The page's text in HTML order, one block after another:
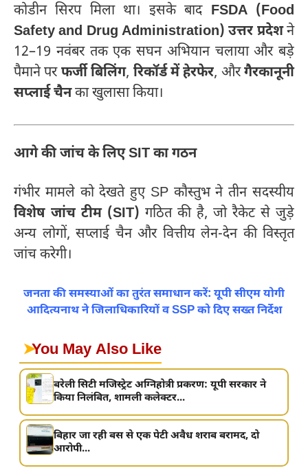
कोडीन सिरप मिला था। इसके बाद FSDA (Food
Safety and Drug Administration) उत्तर प्रदेशने
12–19 नवंबर तक एक सघन अभियान चलाया और बड़े
पैमाने परफर्जी बिलिंग, रिकॉर्ड में हेरफेर, औरगैरकानूनी
सप्लाई चैनका खुलासा किया।
आगे की जांच के लिए SIT का गठन
गंभीर मामले को देखते हुए SP कौस्तुभ ने तीन सदस्यीय
विशेष जांच टीम (SIT) गठित की है, जो रैकेट से जुड़े
अन्य लोगों, सप्लाई चैन और वित्तीय लेन-देन की विस्तृत
जांच करेगी।
जनता की समस्याओं का तुरंत समाधान करें: यूपी सीएम योगी
आदित्यनाथ ने जिलाधिकारियों व SSP को दिए सख्त निर्देश
➤You May Also Like
बरेली सिटी मजिस्ट्रेट अग्निहोत्री प्रकरण: यूपी सरकार ने
किया निलंबित, शामली कलेक्टर...
बिहार जा रही बस से एक पेटी अवैध शराब बरामद, दो
आरोपी...